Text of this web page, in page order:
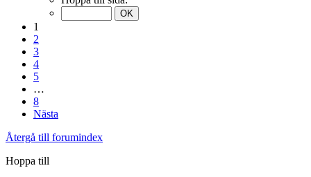
1
2
3
4
5
…
8
Nästa
Återgå till forumindex
Hoppa till